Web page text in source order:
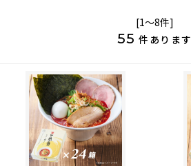
[1～8件]
55 件あります